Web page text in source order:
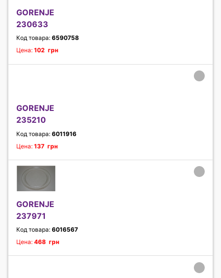
GORENJE
230633
Код товара: 6590758
Цена: 102 грн
GORENJE
235210
Код товара: 6011916
Цена: 137 грн
GORENJE
237971
Код товара: 6016567
Цена: 468 грн